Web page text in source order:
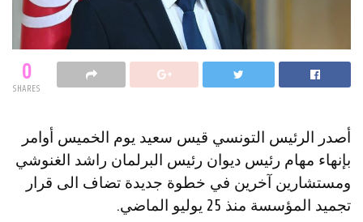
0
SHARES
أصدر الرئيس التونسي قيس سعيد يوم الخميس أوامر
بإنهاء مهام رئيس ديوان رئيس البرلمان راشد الغنوشي
ومستشارين آخرين في خطوة جديدة تضاف الى قرار
تجميد المؤسسة منذ 25 يوليو الماضي.